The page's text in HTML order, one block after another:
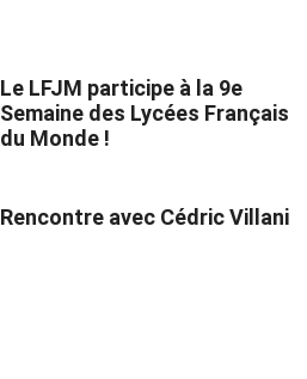
Le LFJM participe à la 9e
Semaine des Lycées Français
du Monde !
Rencontre avec Cédric Villani